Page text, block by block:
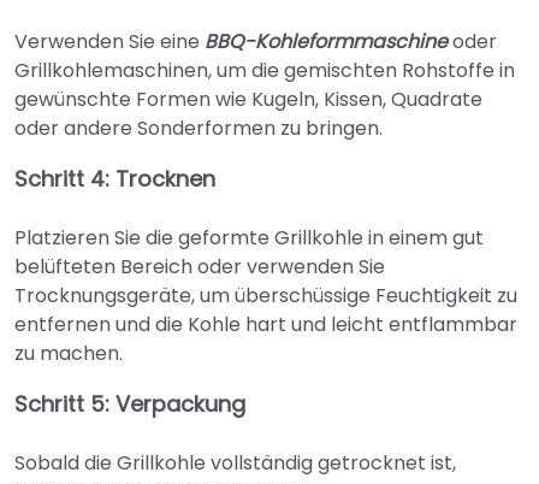
Verwenden Sie eine BBQ-Kohleformmaschineoder
Grillkohlemaschinen, um die gemischten Rohstoffe in
gewünschte Formen wie Kugeln, Kissen, Quadrate
oder andere Sonderformen zu bringen.
Schritt 4: Trocknen
Platzieren Sie die geformte Grillkohle in einem gut
belüfteten Bereich oder verwenden Sie
Trocknungsgeräte, um überschüssige Feuchtigkeit zu
entfernen und die Kohle hart und leicht entflammbar
zu machen.
Schritt 5: Verpackung
Sobald die Grillkohle vollständig getrocknet ist,